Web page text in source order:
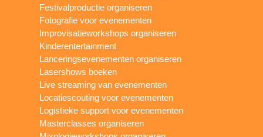
Festivalproductie organiseren
Fotografie voor evenementen
Improvisatieworkshops organiseren
Kinderentertainment
Lanceringsevenementen organiseren
Lasershows boeken
Live streaming van evenementen
Locatiescouting voor evenementen
Logistieke support voor evenementen
Masterclasses organiseren